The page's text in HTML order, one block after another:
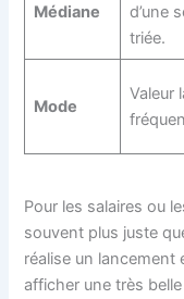
Médiane
d’une
triée.
Mode
Valeur
Pour les salaires ou
souvent plus juste
réalise un
afficher une très